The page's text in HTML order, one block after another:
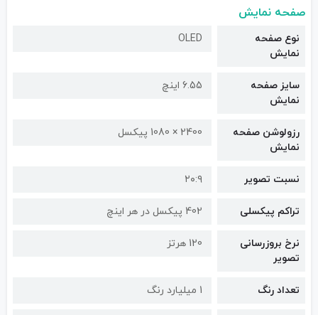
صفحه نمایش
نوع صفحه
نمایش
OLED
سایز صفحه
نمایش
6.55 اینچ
رزولوشن صفحه
نمایش
2400 × 1080 پیکسل
نسبت تصویر ۲۰:۹
تراکم پیکسلی 402 پیکسل در هر اینچ
نرخ بروزرسانی
تصویر
120 هرتز
تعداد رنگ 1 میلیارد رنگ